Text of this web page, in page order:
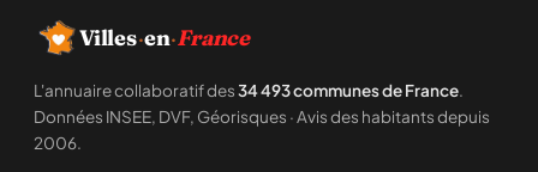
Villes·en·France
L'annuaire collaboratif des34 493 communes de France.
Données INSEE, DVF, Géorisques · Avis des habitants depuis
2006.